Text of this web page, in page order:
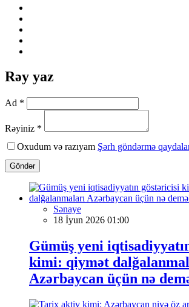
Rəy yaz
Ad *
Rəyiniz *
Oxudum və razıyam Şərh göndərmə
Göndər
Sənaye
18 İyun 2026 01:00
Gümüş yeni
kimi: qiymət
Azərbaycan üçün nə